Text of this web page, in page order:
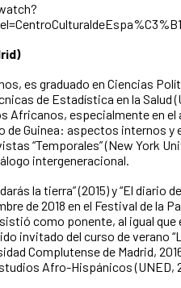
es graduado en Ciencias
de Estadística en la Salud
Africanos, especialmente en
de Guinea: aspectos internos y
“Temporales” (New York
intergeneracional.
la tierra” (2015) y “El diario
de 2018 en el Festival de la
como ponente, al igual que
invitado del curso de verano
Complutense de Madrid,
Afro-Hispánicos (UNED,